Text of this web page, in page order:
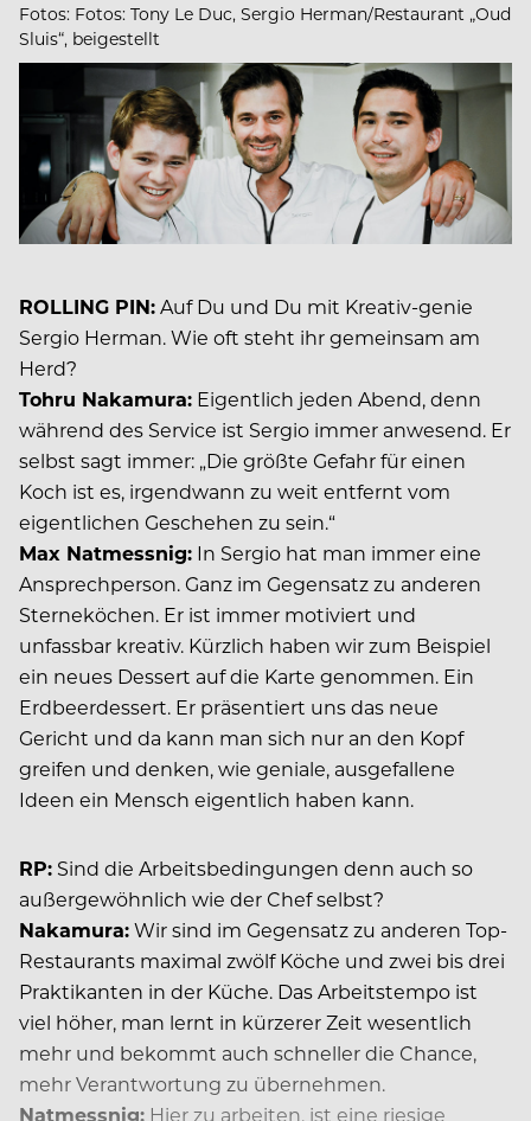
Fotos: Fotos: Tony Le Duc, Sergio Herman/Restaurant „Oud
Sluis“, beigestellt
ROLLING PIN:Auf Du und Du mit Kreativ-genie
Sergio Herman. Wie oft steht ihr gemeinsam am
Herd?
Tohru Nakamura: Eigentlich jeden Abend, denn
während des Service ist Sergio immer anwesend. Er
selbst sagt immer: „Die größte Gefahr für einen
Koch ist es, irgendwann zu weit entfernt vom
eigentlichen Geschehen zu sein.“
Max Natmessnig: In Sergio hat man immer eine
Ansprechperson. Ganz im Gegensatz zu anderen
Sterneköchen. Er ist immer motiviert und
unfassbar kreativ. Kürzlich haben wir zum Beispiel
ein neues Dessert auf die Karte genommen. Ein
Erdbeerdessert. Er präsentiert uns das neue
Gericht und da kann man sich nur an den Kopf
greifen und denken, wie geniale, ausgefallene
Ideen ein Mensch eigentlich haben kann.
RP: Sind die Arbeitsbedingungen denn auch so
außergewöhnlich wie der Chef selbst?
Nakamura:Wir sind im Gegensatz zu anderen Top-
Restaurants maximal zwölf Köche und zwei bis drei
Praktikanten in der Küche. Das Arbeitstempo ist
viel höher, man lernt in kürzerer Zeit wesentlich
mehr und bekommt auch schneller die Chance,
mehr Verantwortung zu übernehmen.
Natmessnig: Hier zu arbeiten, ist eine riesige